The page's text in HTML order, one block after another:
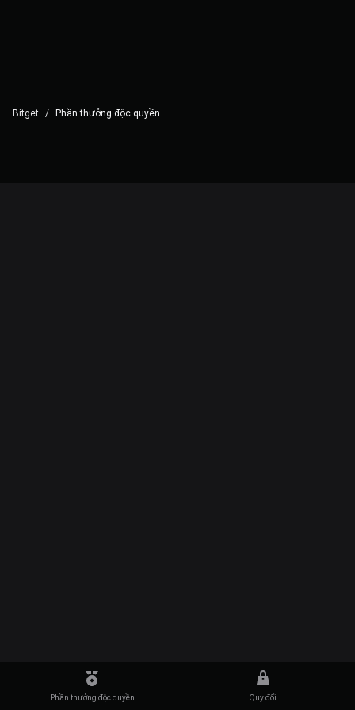
Bitget / Phần thưởng độc quyền
Phần thưởng độc quyền Quy đổi